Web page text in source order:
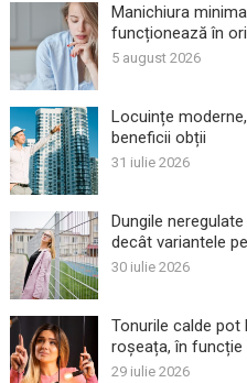
Manichiura
funcționează în
5 august 2026
Locuințe
beneficii obții
31 iulie 2026
Dungile
decât variantele
30 iulie 2026
Tonurile calde pot
roșeața, în funcție
29 iulie 2026